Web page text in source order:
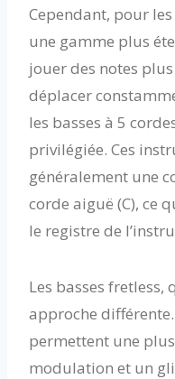
Cependant, pour
une gamme plus
jouer des notes
déplacer
les basses à 5
privilégiée. Ces
généralement une
corde aiguë (C), ce
le registre de
Les basses fretless,
approche différente.
permettent une
modulation et un